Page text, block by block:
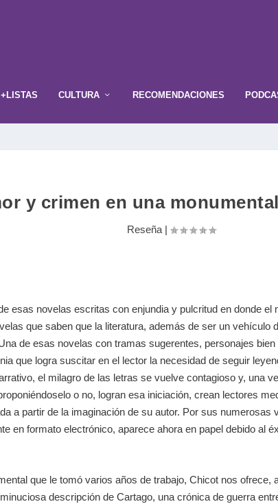
+LISTAS CULTURA RECOMENDACIONES
y crimen en una
Reseña|
esas novelas escritas con enjundia y pulcritud en donde
que saben que la literatura, además de ser un vehículo
de esas novelas con tramas sugerentes, personajes
que logra suscitar en el lector la necesidad de seguir
el milagro de las letras se vuelve contagioso y, una
o no, logran esa iniciación, crean lectores
a partir de la imaginación de su autor. Por sus numerosas
en formato electrónico, aparece ahora en papel debido al
que le tomó varios años de trabajo, Chicot nos ofrece,
descripción de Cartago, una crónica de guerra